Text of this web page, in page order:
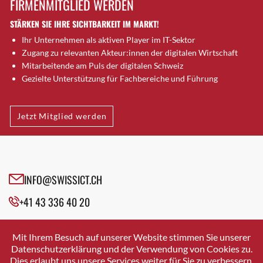
Brugg AG
Brütten
Bubendorf
Bubikon
Buchs (SG)
Bäretswil
Bülach
Cazis
Crissier
Davos Platz
Dierikon
Dietikon
FIRMENMITGLIED WERDEN
STÄRKEN SIE IHRE SICHTBARKEIT IM MARKT!
Ihr Unternehmen als aktiven Player im IT-Sektor
Zugang zu relevanten Akteur:innen der digitalen Wirtschaft
Mitarbeitende am Puls der digitalen Schweiz
Gezielte Unterstützung für Fachbereiche und Führung
Jetzt Mitglied werden
INFO@SWISSICT.CH
+41 43 336 40 20
SWISSICT
VULKANSTRASSE 120
8048 ZURICH
Mit Ihrem Besuch auf unserer Website stimmen Sie unserer
Datenschutzerklärung und der Verwendung von Cookies zu.
Dies erlaubt uns unsere Services weiter für Sie zu verbessern.